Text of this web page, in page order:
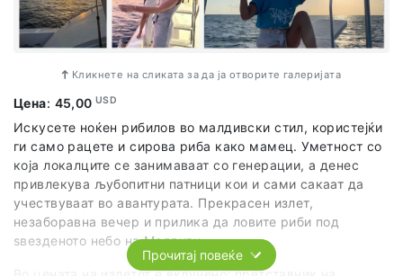
Кликнете на сликата за да ја отворите галеријата
Цена: 45,00USD
Искусете ноќен рибилов во малдивски стил, користејќи
ги само рацете и сирова риба како мамец. Уметност со
која локалците се занимаваат со генерации, а денес
привлекува љубопитни патници кои и сами сакаат да
учествуваат во авантурата. Прекрасен излет,
незаборавна вечер и прилика да ловите риби под
ѕвезденото небо на Малдиви.
Прочитај повеќе